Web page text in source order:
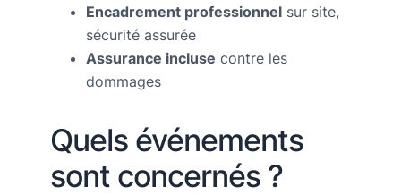
Encadrement professionnel sur site,
sécurité assurée
Assurance incluse contre les
dommages
Quels événements
sont concernés ?